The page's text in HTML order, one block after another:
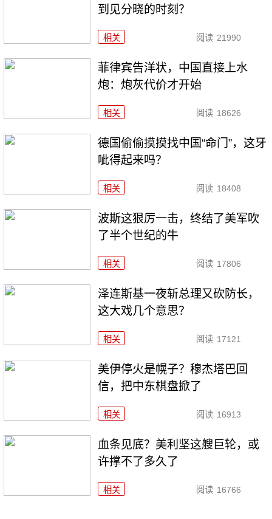
到见分晓的时刻？
相关 阅读 21990
菲律宾告洋状，中国直接上水
炮：炮灰代价才开始
相关 阅读 18626
德国偷偷摸摸找中国“命门”，这牙
呲得起来吗？
相关 阅读 18408
波斯这狠厉一击，终结了美军吹
了半个世纪的牛
相关 阅读 17806
泽连斯基一夜斩总理又砍防长，
这大戏几个意思？
相关 阅读 17121
美伊停火是幌子？穆杰塔巴回
信，把中东棋盘掀了
相关 阅读 16913
血条见底？美利坚这艘巨轮，或
许撑不了多久了
相关 阅读 16766